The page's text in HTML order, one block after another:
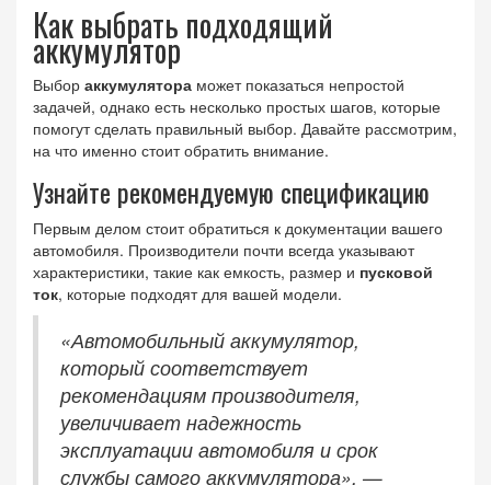
Как выбрать подходящий
аккумулятор
Выбор аккумулятора может показаться непростой
задачей, однако есть несколько простых шагов, которые
помогут сделать правильный выбор. Давайте рассмотрим,
на что именно стоит обратить внимание.
Узнайте рекомендуемую спецификацию
Первым делом стоит обратиться к документации вашего
автомобиля. Производители почти всегда указывают
характеристики, такие как емкость, размер и пусковой
ток, которые подходят для вашей модели.
«Автомобильный аккумулятор,
который соответствует
рекомендациям производителя,
увеличивает надежность
эксплуатации автомобиля и срок
службы самого аккумулятора», —